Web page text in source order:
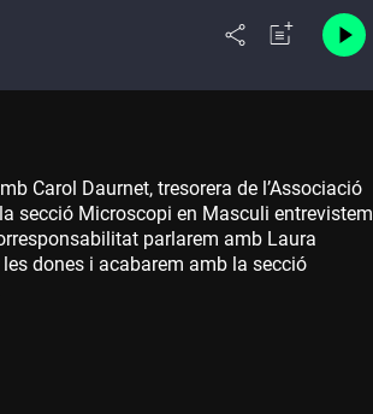
Carol Daurnet, tresorera de l’Associació
secció Microscopi en Masculi entrevistem
parlarem amb Laura
dones i acabarem amb la secció